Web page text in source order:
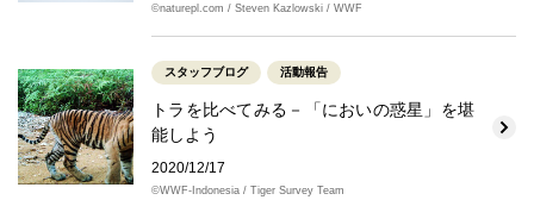
©naturepl.com / Steven Kazlowski / WWF
スタッフブログ 活動報告
トラを比べてみる－「においの惑星」を堪
能しよう
2020/12/17
©WWF-Indonesia / Tiger Survey Team